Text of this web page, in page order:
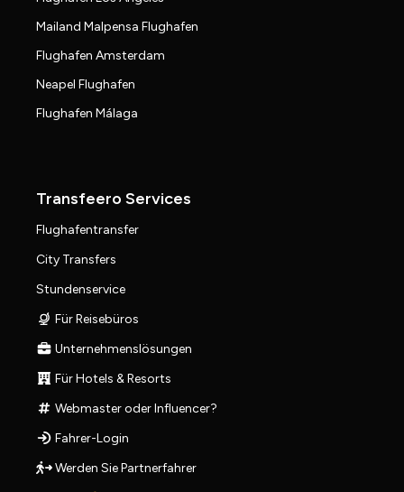
Mailand Malpensa Flughafen
Flughafen Amsterdam
Neapel Flughafen
Flughafen Málaga
Transfeero Services
Flughafentransfer
City Transfers
Stundenservice
Für Reisebüros
Unternehmenslösungen
Für Hotels & Resorts
Webmaster oder Influencer?
Fahrer-Login
Werden Sie Partnerfahrer